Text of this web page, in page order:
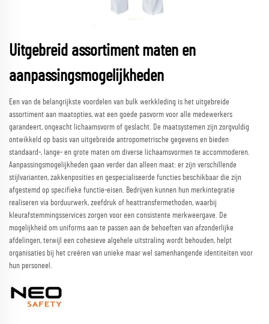
Uitgebreid assortiment maten en
aanpassingsmogelijkheden
Een van de belangrijkste voordelen van bulk werkkleding is het uitgebreide
assortiment aan maatopties, wat een goede pasvorm voor alle medewerkers
garandeert, ongeacht lichaamsvorm of geslacht. De maatsystemen zijn zorgvuldig
ontwikkeld op basis van uitgebreide antropometrische gegevens en bieden
standaard-, lange- en grote maten om diverse lichaamsvormen te accommoderen.
Aanpassingsmogelijkheden gaan verder dan alleen maat: er zijn verschillende
stijlvarianten, zakkenposities en gespecialiseerde functies beschikbaar die zijn
afgestemd op specifieke functie-eisen. Bedrijven kunnen hun merkintegratie
realiseren via borduurwerk, zeefdruk of heattransfermethoden, waarbij
kleurafstemmingsservices zorgen voor een consistente merkweergave. De
mogelijkheid om uniforms aan te passen aan de behoeften van afzonderlijke
afdelingen, terwijl een cohesieve algehele uitstraling wordt behouden, helpt
organisaties bij het creëren van unieke maar wel samenhangende identiteiten voor
hun personeel.